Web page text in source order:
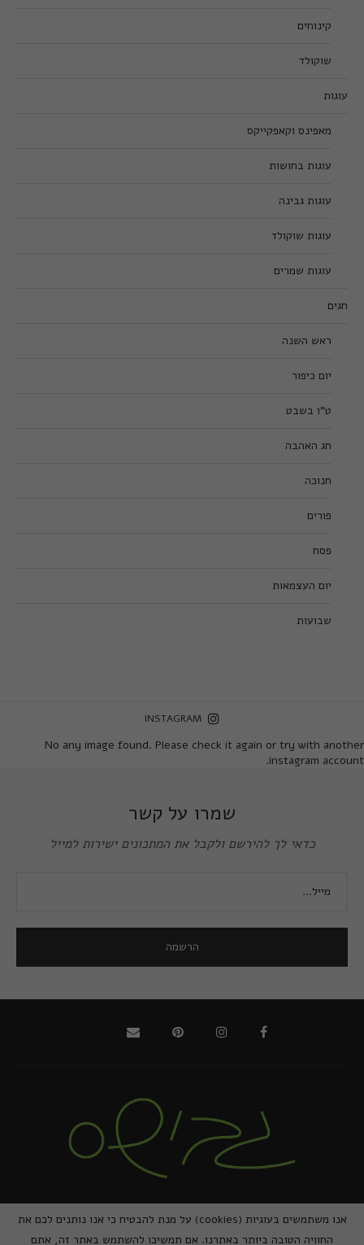
קינוחים
שוקולד
עוגות
מאפינס וקאפקייקס
עוגות בחושות
עוגות גבינה
עוגות שוקולד
עוגות שמרים
חגים
ראש השנה
יום כיפור
ט”ו בשבט
חג האהבה
חנוכה
פורים
פסח
יום העצמאות
שבועות
INSTAGRAM
No any image found. Please check it again or try with another
instagram account.
שמרו על קשר
כדאי לך להירשם ולקבל את המתכונים ישירות למייל
אנו משתמשים בעוגיות (cookies) על מנת להבטיח כי אנו נותנים לכם את
החוויה הטובה ביותר באתרנו. אם תמשיכו להשתמש באתר זה, אתם